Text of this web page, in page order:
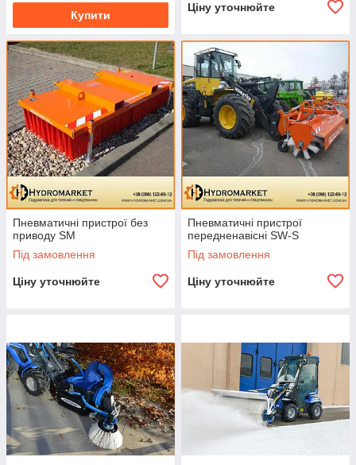
Купити
Ціну уточнюйте
Пневматичні пристрої без
приводу SM
Під замовлення
Ціну уточнюйте
Пневматичні пристрої
передненавісні SW-S
Під замовлення
Ціну уточнюйте